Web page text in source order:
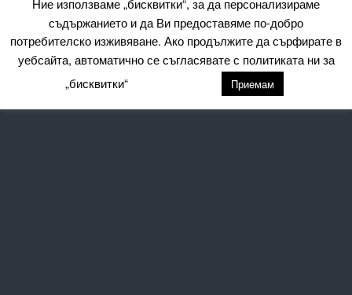
Ние използваме „бисквитки“, за да персонализираме
съдържанието и да Ви предоставяме по-добро
потребителско изживяване. Ако продължите да сърфирате в
уебсайта, автоматично се съгласявате с политиката ни за
„бисквитки“
Приемам